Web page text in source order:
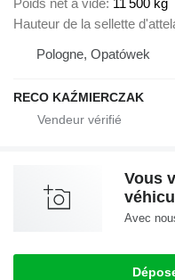
Hauteur de la sellette
Pologne, Opatówek
RECO KAŹMIERCZAK
Vous
Avec